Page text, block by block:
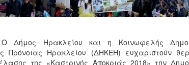
Ο Δήμος Ηρακλείου και η Κοινωφελής
Πρόνοιας Ηρακλείου (ΔΗΚΕΗ) ευχαριστούν
της «Καστρινής Αποκριάς 2018» την